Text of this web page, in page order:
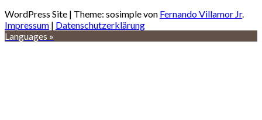
WordPress Site | Theme: sosimple von Fernando Villamor Jr.
Impressum | Datenschutzerklärung
Languages »